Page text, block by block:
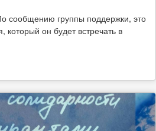
сообщению группы поддержки, это
который он будет встречать в